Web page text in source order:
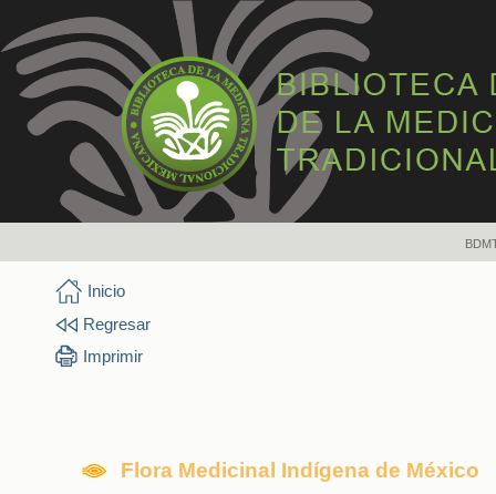
Inicio
Regresar
Imprimir
Flora Medicinal Indígena de México